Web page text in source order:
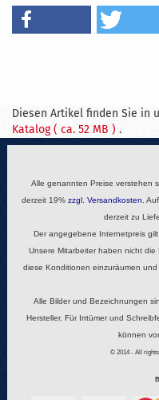
Diesen Artikel finden Sie in
Katalog ( ca. 52 MB ) .
Alle genannten Preise verstehen
derzeit 19% zzgl. Versandkosten.
derzeit zu
Der angegebene Internetpreis
Unsere Mitarbeiter haben nicht
diese Konditionen einzuräumen
Alle Bilder und Bezeichnungen
Hersteller. Für Irrtümer und
können
© 2014 - All